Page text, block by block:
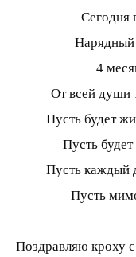
Сегодня
Нарядный
4
От всей души
Пусть будет
Пусть
Пусть каждый
Пусть
Поздравляю кроху